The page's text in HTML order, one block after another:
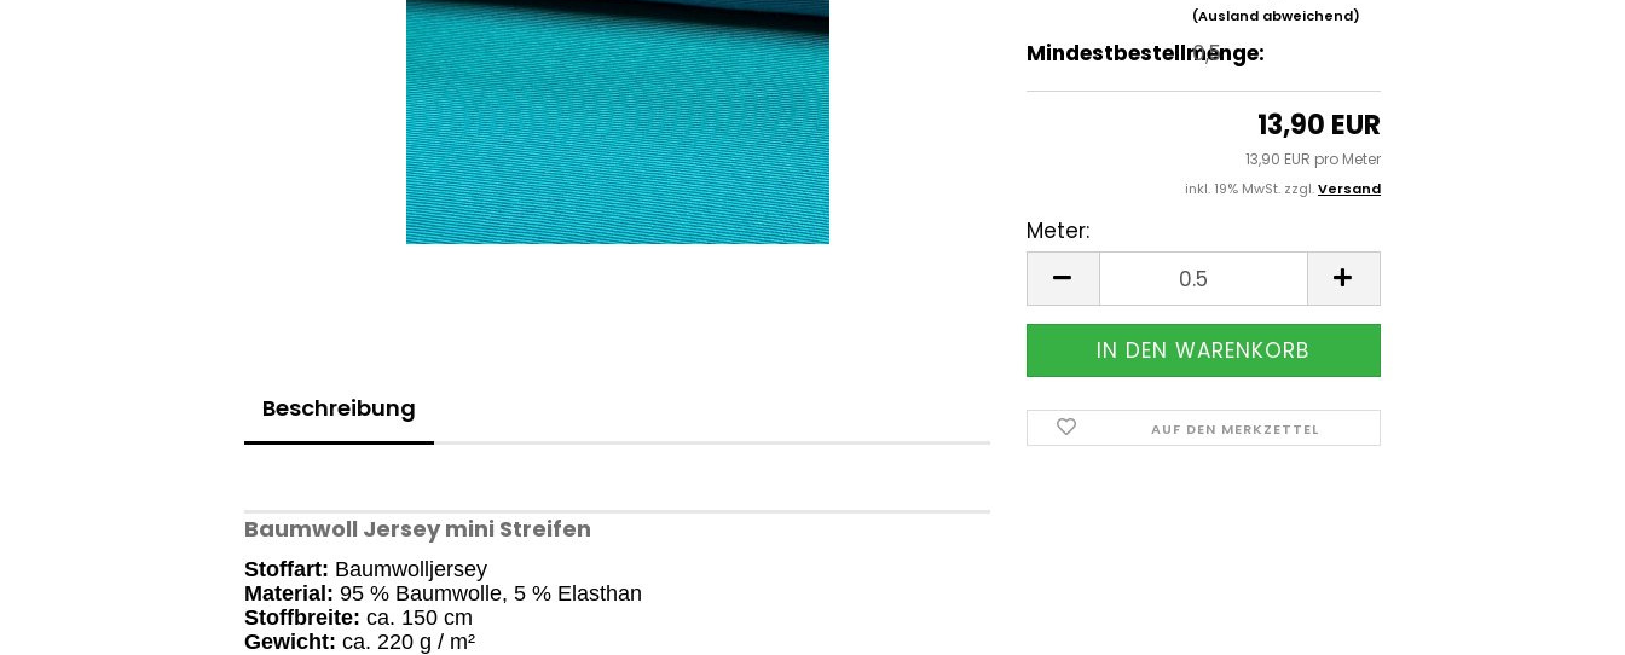
(Ausland abweichend)
Mindestbestellmenge:
0,5
13,90 EUR
13,90 EUR pro Meter
inkl. 19% MwSt. zzgl.Versand
Meter:
Meter
AUF DEN MERKZETTEL
Beschreibung
Baumwoll Jersey mini Streifen
Stoffart: Baumwolljersey
Material: 95 % Baumwolle, 5 % Elasthan
Stoffbreite: ca. 150 cm
Gewicht: ca. 220 g / m²